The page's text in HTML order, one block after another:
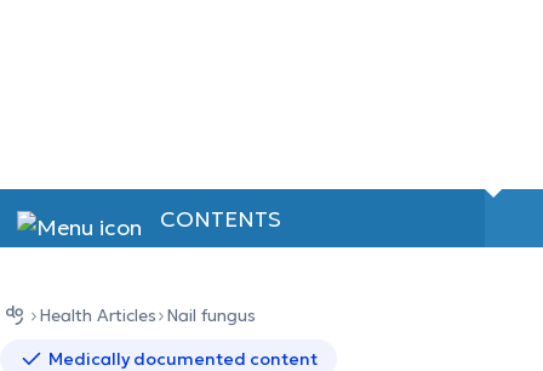
CONTENTS
Health Αrticles Nail fungus
Medically documented content